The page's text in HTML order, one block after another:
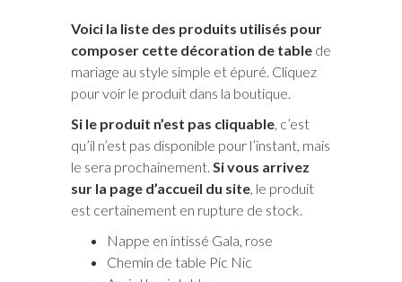
Voici la liste des produits utilisés pour
composer cette décoration de table de
mariage au style simple et épuré. Cliquez
pour voir le produit dans la boutique.
Si le produit n’est pas cliquable, c’est
qu’il n’est pas disponible pour l’instant, mais
le sera prochainement. Si vous arrivez
sur la page d’accueil du site, le produit
est certainement en rupture de stock.
Nappe en intissé Gala, rose
Chemin de table Pic Nic